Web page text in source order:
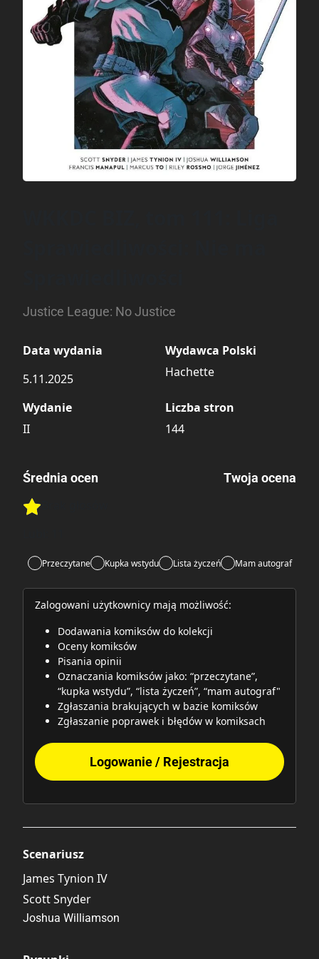
Justice League: No Justice
Data wydania
5.11.2025
Wydawca Polski
Hachette
Wydanie
II
Liczba stron
144
Średnia ocen
Rate this item:
Twoja ocena
Przeczytane Kupka wstydu Lista życzeń Mam autograf
Zalogowani użytkownicy mają możliwość:
Dodawania komiksów do kolekcji
Oceny komiksów
Pisania opinii
Oznaczania komiksów jako: “przeczytane”,
“kupka wstydu”, “lista życzeń”, “mam autograf"
Zgłaszania brakujących w bazie komiksów
Zgłaszanie poprawek i błędów w komiksach
Logowanie / Rejestracja
Scenariusz
James Tynion IV
Scott Snyder
Joshua Williamson